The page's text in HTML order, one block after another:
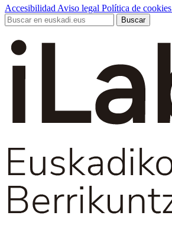
Accesibilidad Aviso legal Política de cookies